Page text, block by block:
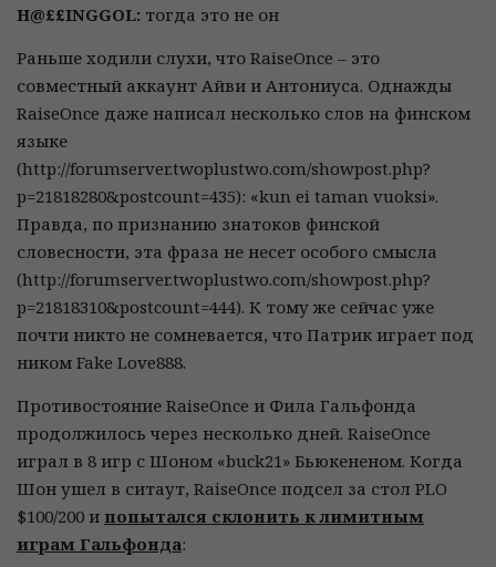
H@££INGGOL: тогда это не он
Раньше ходили слухи, что RaiseOnce – это
совместный аккаунт Айви и Антониуса. Однажды
RaiseOnce даже написал несколько слов на финском
языке
(http://forumserver.twoplustwo.com/showpost.php?
p=21818280&postcount=435): «kun ei taman vuoksi».
Правда, по признанию знатоков финской
словесности, эта фраза не несет особого смысла
(http://forumserver.twoplustwo.com/showpost.php?
p=21818310&postcount=444). К тому же сейчас уже
почти никто не сомневается, что Патрик играет под
ником Fake Love888.
Противостояние RaiseOnce и Фила Гальфонда
продолжилось через несколько дней. RaiseOnce
играл в 8 игр с Шоном «buck21» Бьюкененом. Когда
Шон ушел в ситаут, RaiseOnce подсел за стол PLO
$100/200 и попытался склонить к лимитным
играм Гальфонда: